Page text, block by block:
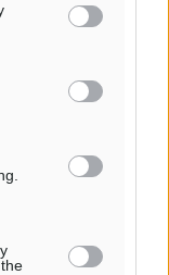
για την
φορά.